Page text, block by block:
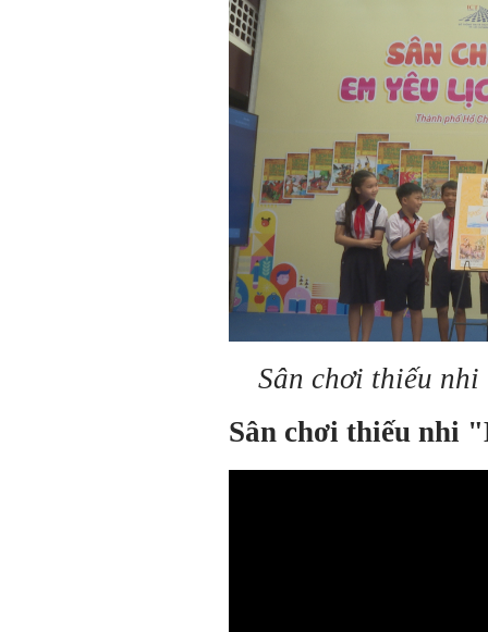
Sân chơi thiếu
Sân chơi thiếu nhi